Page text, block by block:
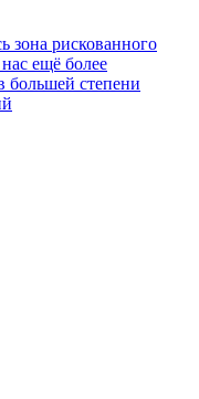
зона рискованного
ещё более
большей степени